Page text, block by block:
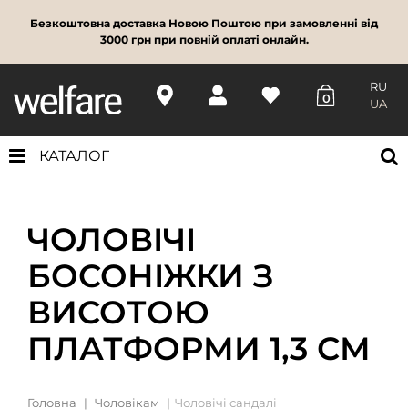
Безкоштовна доставка Новою Поштою при замовленні від
3000 грн при повній оплаті онлайн.
0
RU
UA
КАТАЛОГ
ЧОЛОВІЧІ
БОСОНІЖКИ З
ВИСОТОЮ
ПЛАТФОРМИ 1,3 СМ
Головна Чоловікам Чоловічі сандалі